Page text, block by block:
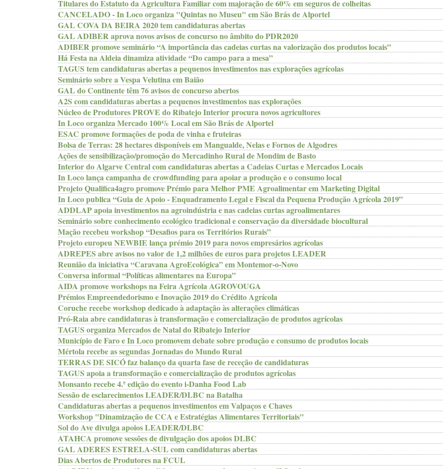
Titulares do Estatuto da Agricultura Familiar com majoração de 60% em seguros de colheitas
CANCELADO - In Loco organiza "Quintas no Museu" em São Brás de Alportel
GAL COVA DA BEIRA 2020 tem candidaturas abertas
GAL ADIBER aprova novos avisos de concurso no âmbito do PDR2020
ADIBER promove seminário “A importância das cadeias curtas na valorização dos produtos locais”
Há Festa na Aldeia dinamiza atividade “Do campo para a mesa”
TAGUS tem candidaturas abertas a pequenos investimentos nas explorações agrícolas
Seminário sobre a Vespa Velutina em Baião
GAL do Continente têm 76 avisos de concurso abertos
A2S com candidaturas abertas a pequenos investimentos nas explorações
Núcleo de Produtores PROVE do Ribatejo Interior procura novos agricultores
In Loco organiza Mercado 100% Local em São Brás de Alportel
ESAC promove formações de poda de vinha e fruteiras
Bolsa de Terras: 28 hectares disponíveis em Mangualde, Nelas e Fornos de Algodres
Ações de sensibilização/promoção do Mercadinho Rural de Mondim de Basto
Interior do Algarve Central com candidaturas abertas a Cadeias Curtas e Mercados Locais
In Loco lança campanha de crowdfunding para apoiar a produção e o consumo local
Projeto Qualifica4agro promove Prémio para Melhor PME Agroalimentar em Marketing Digital
In Loco publica “Guia de Apoio - Enquadramento Legal e Fiscal da Pequena Produção Agrícola 2019”
ADDLAP apoia investimentos na agroindústria e nas cadeias curtas agroalimentares
Seminário sobre conhecimento ecológico tradicional e conservação da diversidade biocultural
Mação recebeu workshop “Desafios para os Territórios Rurais”
Projeto europeu NEWBIE lança prémio 2019 para novos empresários agrícolas
ADREPES abre avisos no valor de 1,2 milhões de euros para projetos LEADER
Reunião da iniciativa “Caravana AgroEcológica” em Montemor-o-Novo
Conversa informal “Políticas alimentares na Europa”
AIDA promove workshops na Feira Agrícola AGROVOUGA
Prémios Empreendedorismo e Inovação 2019 do Crédito Agrícola
Coruche recebe workshop dedicado à adaptação às alterações climáticas
Pró-Raia abre candidaturas à transformação e comercialização de produtos agrícolas
TAGUS organiza Mercados de Natal do Ribatejo Interior
Município de Faro e In Loco promovem debate sobre produção e consumo de produtos locais
Mértola recebe as segundas Jornadas do Mundo Rural
TERRAS DE SICÓ faz balanço da quarta fase de receção de candidaturas
TAGUS apoia a transformação e comercialização de produtos agrícolas
Monsanto recebe 4.ª edição do evento i-Danha Food Lab
Sessão de esclarecimentos LEADER/DLBC na Batalha
Candidaturas abertas a pequenos investimentos em Valpaços e Chaves
Workshop "Dinamização de CCA e Estratégias Alimentares Territoriais"
Sol do Ave divulga apoios LEADER/DLBC
ATAHCA promove sessões de divulgação dos apoios DLBC
GAL ADERES ESTRELA-SUL com candidaturas abertas
Dias Abertos de Produtores na FCUL